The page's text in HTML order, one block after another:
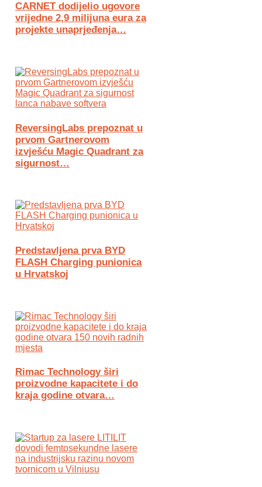
CARNET dodijelio ugovore
vrijedne 2,9 milijuna eura za
projekte unaprjeđenja…
ReversingLabs prepoznat u
prvom Gartnerovom
izvješću Magic Quadrant za
sigurnost…
Predstavljena prva BYD
FLASH Charging punionica
u Hrvatskoj
Rimac Technology širi
proizvodne kapacitete i do
kraja godine otvara…